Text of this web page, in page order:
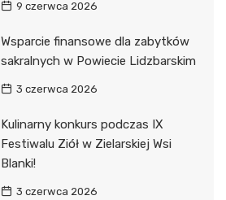
9 czerwca 2026
Wsparcie finansowe dla zabytków
sakralnych w Powiecie Lidzbarskim
3 czerwca 2026
Kulinarny konkurs podczas IX
Festiwalu Ziół w Zielarskiej Wsi
Blanki!
3 czerwca 2026